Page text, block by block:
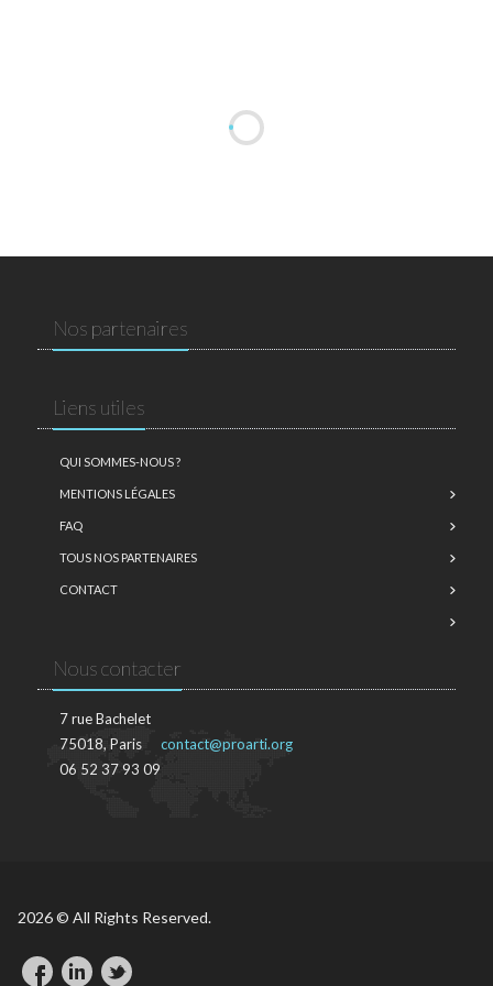
Nos partenaires
Liens utiles
QUI SOMMES-NOUS ?
MENTIONS LÉGALES
FAQ
TOUS NOS PARTENAIRES
CONTACT
Nous contacter
7 rue Bachelet
75018, Paris
06 52 37 93 09
contact@proarti.org
2026 © All Rights Reserved.